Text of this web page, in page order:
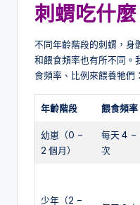
刺蝟吃什
不同年齡階段的刺蝟，身
和餵食頻率也有所不同。
食頻率、比例來餵養牠們：
年齡階段 餵食頻率
幼崽（0 –
2 個月）
每天 4 –
次
少年（2 –